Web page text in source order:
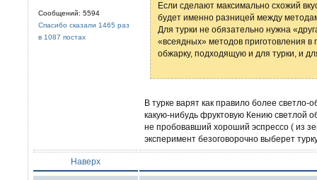
Сообщений: 5594
Спасибо сказали 1465 раз
в 1087 постах
Если сделают максимально схожий
будет именно разницей между
Для турки не обязательно нужна
«всеядных» методов приготовления в
обжарку, подходящую и для турки, и
В турке варят как правило более
какую-нибудь фруктовую Кению светлой
не пробовавший хороший эспрессо ( из
эксперимент безоговорочно выберет
Наверх